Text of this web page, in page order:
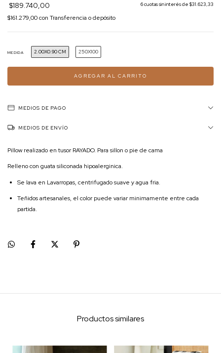
$189.740,00 6cuotas sin interés de $31.623,33
$161.279,00con Transferencia o depósito
MEDIDA 2.00X0.90 CM 250X100
MEDIOS DE PAGO
MEDIOS DE ENVÍO
Pillow realizado en tusor RAYADO. Para sillon o pie de cama
Relleno con guata siliconada hipoalerginica.
Se lava en Lavarropas, centrifugado suave y agua fria.
Teñidos artesanales, el color puede variar minimamente entre cada
partida.
Productos similares